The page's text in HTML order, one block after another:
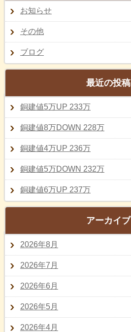
お知らせ
その他
ブログ
最近の投稿
銅建値5万UP 233万
銅建値8万DOWN 228万
銅建値4万UP 236万
銅建値5万DOWN 232万
銅建値6万UP 237万
アーカイブ
2026年8月
2026年7月
2026年6月
2026年5月
2026年4月